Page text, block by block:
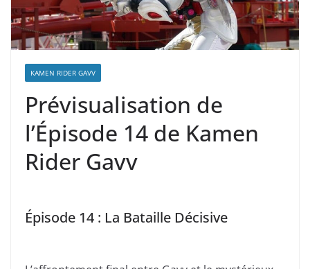
KAMEN RIDER GAVV
Prévisualisation de
l’Épisode 14 de Kamen
Rider Gavv
Épisode 14 : La Bataille Décisive